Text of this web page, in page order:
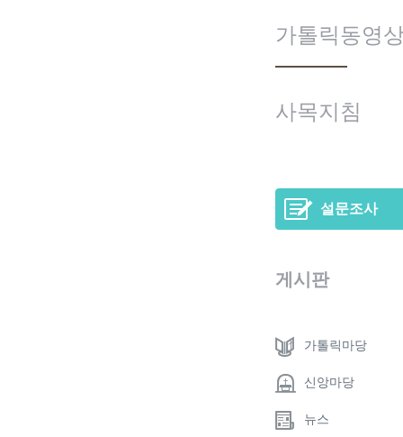
가톨릭동영
사목지침
설문조사
게시판
가톨릭마당
신앙마당
뉴스